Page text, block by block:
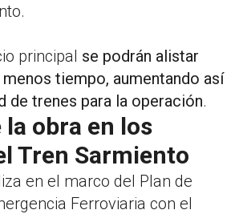
principal se podrán alistar
tiempo, aumentando así
de trenes para la operación.
la obra en los
Tren Sarmiento
en el marco del Plan de
Ferroviaria con el